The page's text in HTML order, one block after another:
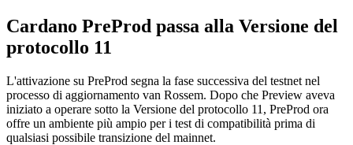
Cardano PreProd passa alla Versione del
protocollo 11
L'attivazione su PreProd segna la fase successiva del testnet nel
processo di aggiornamento van Rossem. Dopo che Preview aveva
iniziato a operare sotto la Versione del protocollo 11, PreProd ora
offre un ambiente più ampio per i test di compatibilità prima di
qualsiasi possibile transizione del mainnet.